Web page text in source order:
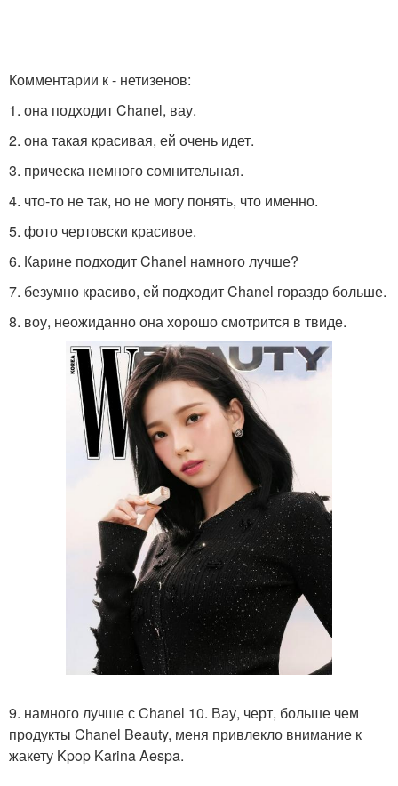
Комментарии к - нетизенов:
1. она подходит Chanel, вау.
2. она такая красивая, ей очень идет.
3. прическа немного сомнительная.
4. что-то не так, но не могу понять, что именно.
5. фото чертовски красивое.
6. Карине подходит Chanel намного лучше?
7. безумно красиво, ей подходит Chanel гораздо больше.
8. воу, неожиданно она хорошо смотрится в твиде.
9. намного лучше с Chanel 10. Вау, черт, больше чем
продукты Chanel Beauty, меня привлекло внимание к
жакету Kpop Karina Aespa.